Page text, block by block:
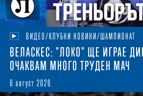
ВИДЕО/КЛУБНИ НОВИНИ/ШАМПИОНАТ
ВЕЛАСКЕС: "ЛОКО" ЩЕ ИГРАЕ
ОЧАКВАМ МНОГО ТРУДЕН МАЧ
6 август 2026